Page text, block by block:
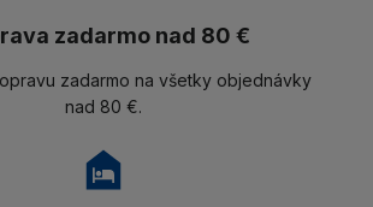
zadarmo nad 80 €
zadarmo na všetky objednávky
nad 80 €.